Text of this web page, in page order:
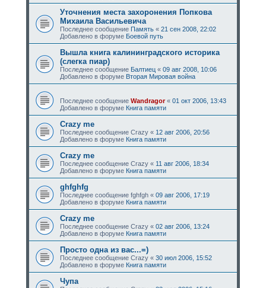
Уточнения места захоронения Попкова
Михаила Васильевича
Последнее сообщение Память« 21 сен 2008, 22:02
Добавлено в форуме Боевой путь
Вышла книга калининградского историка
(слегка пиар)
Последнее сообщение Балтиец« 09 авг 2008, 10:06
Добавлено в форуме Вторая Мировая война
Последнее сообщение Wandragor« 01 окт 2006, 13:43
Добавлено в форуме Книга памяти
Crazy me
Последнее сообщение Crazy« 12 авг 2006, 20:56
Добавлено в форуме Книга памяти
Crazy me
Последнее сообщение Crazy« 11 авг 2006, 18:34
Добавлено в форуме Книга памяти
ghfghfg
Последнее сообщение fghfgh« 09 авг 2006, 17:19
Добавлено в форуме Книга памяти
Crazy me
Последнее сообщение Crazy« 02 авг 2006, 13:24
Добавлено в форуме Книга памяти
Просто одна из вас...=)
Последнее сообщение Crazy« 30 июл 2006, 15:52
Добавлено в форуме Книга памяти
Чупа